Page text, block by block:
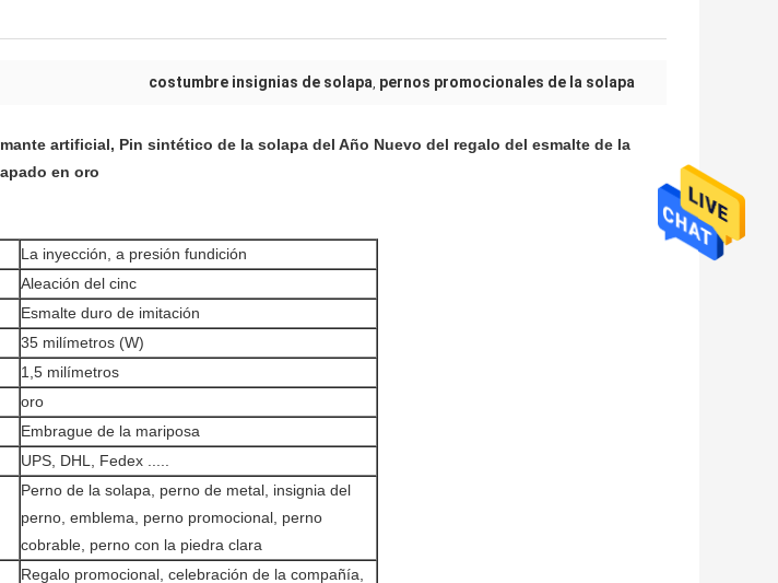
costumbre insignias de solapa pernos promocionales de la solapa
artificial, Pin sintético de la solapa del Año Nuevo del regalo del esmalte de la
en oro
La inyección, a presión fundición
Aleación del cinc
Esmalte duro de imitación
35 milímetros (W)
1,5 milímetros
oro
Embrague de la mariposa
UPS, DHL, Fedex .....
Perno de la solapa, perno de metal, insignia del
perno, emblema, perno promocional, perno
cobrable, perno con la piedra clara
Regalo promocional, celebración de la compañía,